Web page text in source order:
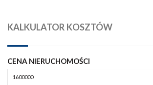
KALKULATOR KOSZTÓW
CENA NIERUCHOMOŚCI